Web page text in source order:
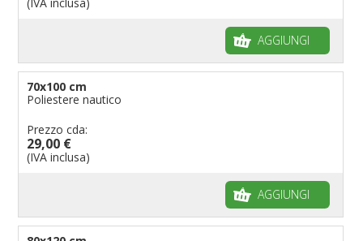
AGGIUNGI
70x100 cm
Poliestere nautico
Prezzo cda:
29,00 €
(IVA inclusa)
AGGIUNGI